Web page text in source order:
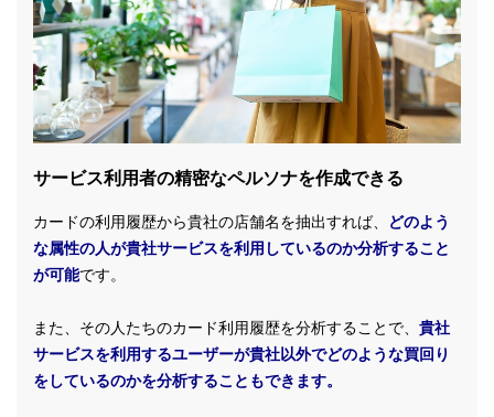
サービス利用者の精密なペルソナを作成できる
カードの利用履歴から貴社の店舗名を抽出すれば、
どのよう
な属性の人が貴社サービスを利用しているのか分析すること
が可能です。
また、その人たちのカード利用履歴を分析することで、 貴社
サービスを利用するユーザーが貴社以外でどのような買回り
をしているのかを分析することもできます。